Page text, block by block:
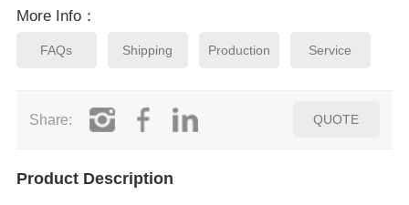
More Info：
FAQs Shipping Production Service
Share: QUOTE
Product Description